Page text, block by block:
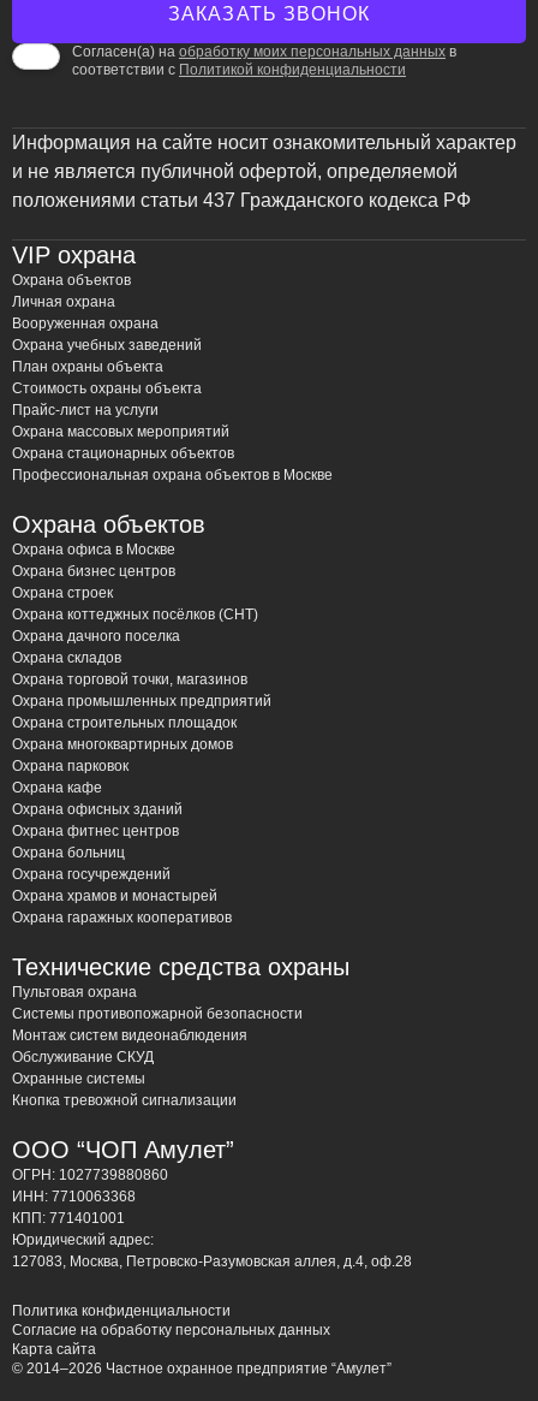
Согласен(а) на обработку моих персональных данных в
соответствии с Политикой конфиденциальности
Информация на сайте носит ознакомительный характер
и не является публичной офертой, определяемой
положениями статьи 437 Гражданского кодекса РФ
VIP охрана
Охрана объектов
Личная охрана
Вооруженная охрана
Охрана учебных заведений
План охраны объекта
Стоимость охраны объекта
Прайс-лист на услуги
Охрана массовых мероприятий
Охрана стационарных объектов
Профессиональная охрана объектов в Москве
Охрана объектов
Охрана офиса в Москве
Охрана бизнес центров
Охрана строек
Охрана коттеджных посёлков (СНТ)
Охрана дачного поселка
Охрана складов
Охрана торговой точки, магазинов
Охрана промышленных предприятий
Охрана строительных площадок
Охрана многоквартирных домов
Охрана парковок
Охрана кафе
Охрана офисных зданий
Охрана фитнес центров
Охрана больниц
Охрана госучреждений
Охрана храмов и монастырей
Охрана гаражных кооперативов
Технические средства охраны
Пультовая охрана
Системы противопожарной безопасности
Монтаж систем видеонаблюдения
Обслуживание СКУД
Охранные системы
Кнопка тревожной сигнализации
ООО “ЧОП Амулет”
ОГРН: 1027739880860
ИНН: 7710063368
КПП: 771401001
Юридический адрес:
127083, Москва, Петровско-Разумовская аллея, д.4, оф.28
Политика конфиденциальности
Согласие на обработку персональных данных
Карта сайта
© 2014–2026 Частное охранное предприятие “Амулет”